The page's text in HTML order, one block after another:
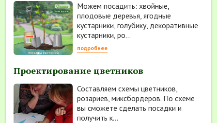
Можем посадить: хвойные,
плодовые деревья, ягодные
кустарники, голубику, декоративные
кустарники, ро...
подробнее
Проектирование цветников
Составляем схемы цветников,
розариев, миксбордеров. По схеме
вы сможете сделать посадки и
получить к...